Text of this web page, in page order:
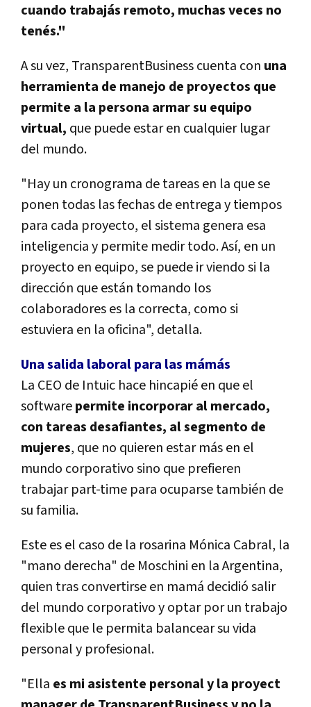
cuando trabajás remoto, muchas veces no
tenés."
A su vez, TransparentBusiness cuenta con una
herramienta de manejo de proyectos que
permite a la persona armar su equipo
virtual, que puede estar en cualquier lugar
del mundo.
"Hay un cronograma de tareas en la que se
ponen todas las fechas de entrega y tiempos
para cada proyecto, el sistema genera esa
inteligencia y permite medir todo. Así, en un
proyecto en equipo, se puede ir viendo si la
dirección que están tomando los
colaboradores es la correcta, como si
estuviera en la oficina", detalla.
Una salida laboral para las mámás
La CEO de Intuic hace hincapié en que el
softwarepermite incorporar al mercado,
con tareas desafiantes, al segmento de
mujeres, que no quieren estar más en el
mundo corporativo sino que prefieren
trabajar part-time para ocuparse también de
su familia.
Este es el caso de la rosarina Mónica Cabral, la
"mano derecha" de Moschini en la Argentina,
quien tras convertirse en mamá decidió salir
del mundo corporativo y optar por un trabajo
flexible que le permita balancear su vida
personal y profesional.
"Ella es mi asistente personal y la proyect